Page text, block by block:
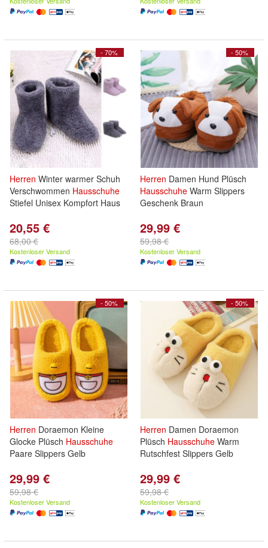
- 70%
Herren Winter warmer Schuh
Verschwommen Hausschuhe
Stiefel Unisex Kompfort Haus
20,55 €
68,00 €
Kostenloser Versand
- 50%
Herren Damen Hund Plüsch
Hausschuhe Warm Slippers
Geschenk Braun
29,99 €
59,98 €
Kostenloser Versand
- 50%
Herren Doraemon Kleine
Glocke Plüsch Hausschuhe
Paare Slippers Gelb
29,99 €
59,98 €
Kostenloser Versand
- 50%
Herren Damen Doraemon
Plüsch Hausschuhe Warm
Rutschfest Slippers Gelb
29,99 €
59,98 €
Kostenloser Versand